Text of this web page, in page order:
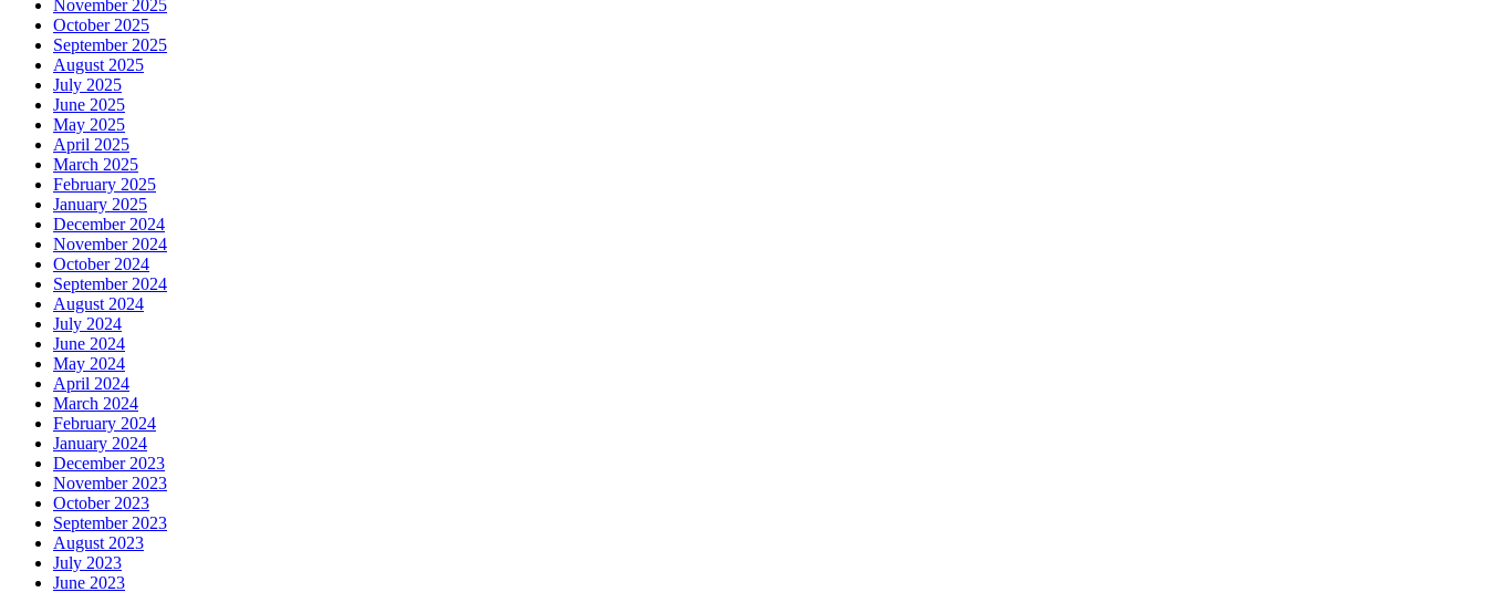
November 2025
October 2025
September 2025
August 2025
July 2025
June 2025
May 2025
April 2025
March 2025
February 2025
January 2025
December 2024
November 2024
October 2024
September 2024
August 2024
July 2024
June 2024
May 2024
April 2024
March 2024
February 2024
January 2024
December 2023
November 2023
October 2023
September 2023
August 2023
July 2023
June 2023